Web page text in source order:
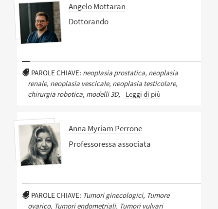
Angelo Mottaran
Dottorando
PAROLE CHIAVE: neoplasia prostatica, neoplasia
renale, neoplasia vescicale, neoplasia testicolare,
chirurgia robotica, modelli 3D,
Leggi di più
Anna Myriam Perrone
Professoressa associata
PAROLE CHIAVE: Tumori ginecologici, Tumore
ovarico, Tumori endometriali, Tumori vulvari